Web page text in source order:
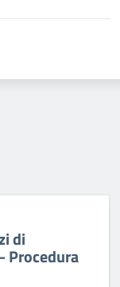
di
Procedura